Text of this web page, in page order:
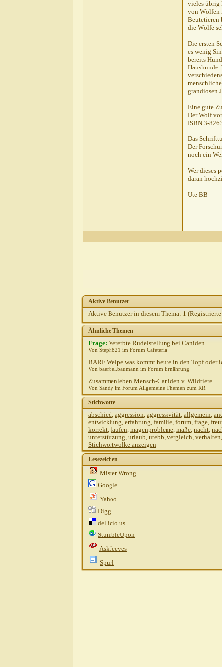
vieles übrig
von Wölfen
Beutetieren
die Wölfe
Die ersten
es wenig
bereits
Haushunde.
grandiosen
Eine gute
Der Wolf
ISBN 3-
Das
Der
noch ein
Wer dieses
daran
Ute BB
Aktive Benutzer
Aktive Benutzer in diesem Thema: 1
Ähnliche Themen
Frage: Vererbte Rudelstellung bei Caniden
Von Steph821 im Forum Cafeteria
BARF Welpe was kommt heute in den Topf oder
Von baerbel.baumann im Forum Ernährung
Zusammenleben Mensch-Caniden v. Wildtiere
Von Sandy im Forum Allgemeine Themen zum RR
Stichworte
abschied, aggression, aggressivität, allgemein,
entwicklung, erfahrung, familie, forum, frage,
korrekt, laufen, magenprobleme, maße, nacht,
unterstützung, urlaub, utebb, vergleich, verhalten,
Stichwortwolke anzeigen
Lesezeichen
Mister Wrong
Google
Yahoo
Digg
del.icio.us
StumbleUpon
AskJeeves
Spurl